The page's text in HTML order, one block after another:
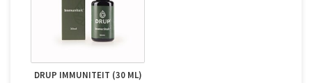
DRUP IMMUNITEIT (30 ML)